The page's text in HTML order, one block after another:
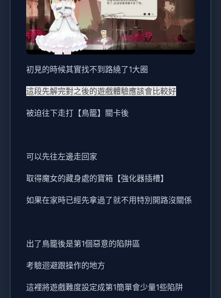
初見的時候其實找不到路繞了1大圈
這段先解完對之後的遊戲體驗應該會比較好
被迫往下走打【鳥籠】關卡後
可以先往左邊走回家
取得魔女的藏身處的寶箱【強化器插槽】
如果在家時已經先拿過了就不用特別開路沒關係
出了鳥籠後是第1個惡意的陷阱區
考驗迴避跟操作的地方
這裡將遊戲難度設定成第1簡單會少量1些陷阱